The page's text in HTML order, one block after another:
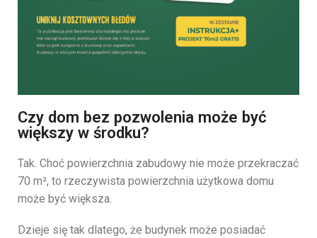
Czy dom bez pozwolenia może być
większy w środku?
Tak. Choć powierzchnia zabudowy nie może przekraczać
70 m², to rzeczywista powierzchnia użytkowa domu
może być większa.
Dzieje się tak dlatego, że budynek może posiadać